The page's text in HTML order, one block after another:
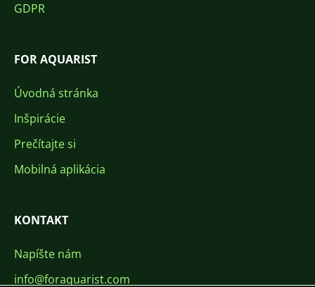
GDPR
FOR AQUARIST
Úvodná stránka
Inšpirácie
Prečítajte si
Mobilná aplikácia
KONTAKT
Napíšte nám
info@foraquarist.com